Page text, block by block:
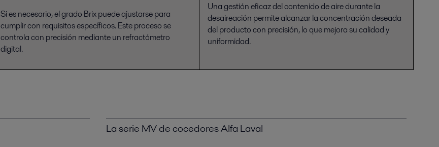
Si es necesario, el grado Brix puede ajustarse para
cumplir con requisitos específicos. Este proceso se
controla con precisión mediante un refractómetro
digital.
Una gestión eficaz del contenido de aire durante la
desaireación permite alcanzar la concentración deseada
del producto con precisión, lo que mejora su calidad y
uniformidad.
La serie MV de cocedores Alfa Laval